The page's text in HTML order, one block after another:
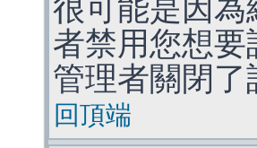
很可能是因
者禁用您想
管理者關閉
回頂端